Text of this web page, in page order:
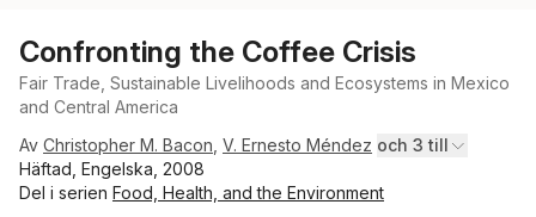
Confronting the Coffee Crisis
Fair Trade, Sustainable Livelihoods and Ecosystems in Mexico
and Central America
Av Christopher M. Bacon V. Ernesto Méndez och 3 till
Häftad, Engelska, 2008
Del i serien Food, Health, and the Environment